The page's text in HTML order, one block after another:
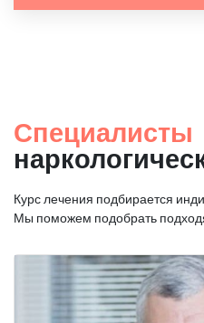
Специалисты
Курс лечения подбирается
Мы поможем подобрать